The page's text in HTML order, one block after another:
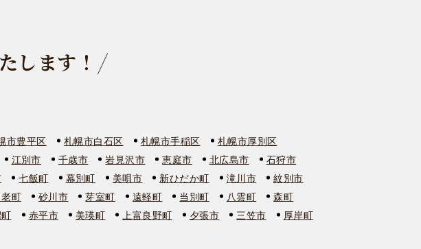
します！
市豊平区 札幌市白石区 札幌市手稲区
札幌市厚別区
江別市 千歳市 岩見沢市 恵庭市 北広島市
石狩市
七飯町 幕別町 美唄市 新ひだか町 滝川市
紋別市
町 砂川市 芽室町 遠軽町 当別町 八雲町
森町
赤平市 美瑛町 上富良野町 夕張市 三笠市
厚岸町